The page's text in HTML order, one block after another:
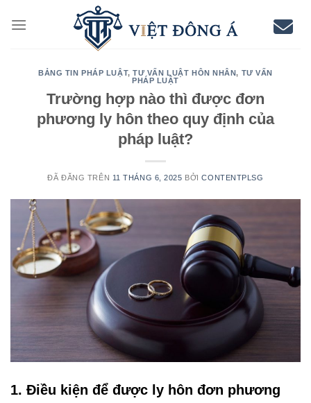
đến
BẢNG TIN PHÁP LUẬT,TƯ VẤN LUẬT HÔN NHÂN, TƯ VẤN
PHÁP LUẬT
Trường hợp nào thì được đơn
phương ly hôn theo quy định của
pháp luật?
ĐÃ ĐĂNG TRÊN 11 THÁNG 6, 2025 BỞICONTENTPLSG
1. Điều kiện để được ly hôn đơn phương